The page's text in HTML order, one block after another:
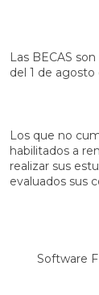
Las BECAS
del 1 de agosto
Los que no
habilitados a
realizar sus
evaluados sus
Software